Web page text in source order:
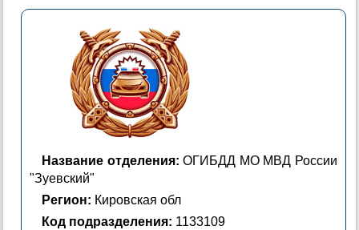
Название отделения: ОГИБДД МО МВД России
"Зуевский"
Регион: Кировская обл
Код подразделения: 1133109